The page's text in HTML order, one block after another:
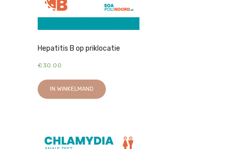
Hepatitis B op priklocatie
€30.00
IN WINKELMAND